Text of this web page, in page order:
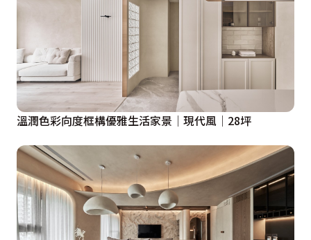
溫潤色彩向度框構優雅生活家景│現代風│28坪